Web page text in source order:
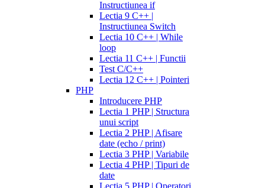
Instructiunea if
Lectia 9 C++ |
Instructiunea Switch
Lectia 10 C++ | While
loop
Lectia 11 C++ | Functii
Test C/C++
Lectia 12 C++ | Pointeri
PHP
Introducere PHP
Lectia 1 PHP | Structura
unui script
Lectia 2 PHP | Afisare
date (echo / print)
Lectia 3 PHP | Variabile
Lectia 4 PHP | Tipuri de
date
Lectia 5 PHP | Operatori